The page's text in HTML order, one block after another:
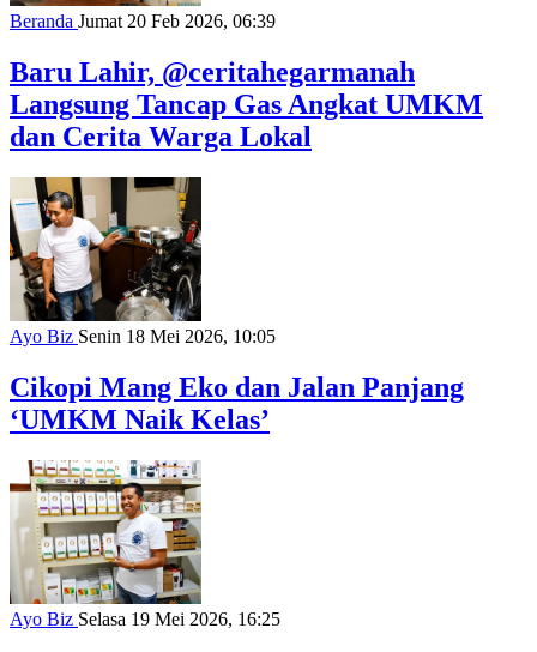
Beranda Jumat 20 Feb 2026, 06:39
Baru Lahir, @ceritahegarmanah
Langsung Tancap Gas Angkat UMKM
dan Cerita Warga Lokal
Ayo Biz Senin 18 Mei 2026, 10:05
Cikopi Mang Eko dan Jalan Panjang
‘UMKM Naik Kelas’
Ayo Biz Selasa 19 Mei 2026, 16:25